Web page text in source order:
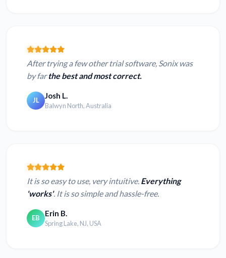
After trying a few other trial software, Sonix was
by farthe best and most correct.
JL Josh L.
Balwyn North, Australia
It is so easy to use, very intuitive. Everything
'works'. It is so simple and hassle-free.
EB Erin B.
Spring Lake, NJ, USA